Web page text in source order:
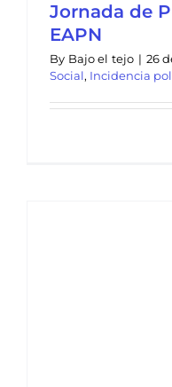
Jornada de
EAPN
By Bajo el tejo | 26
Social, Incidencia